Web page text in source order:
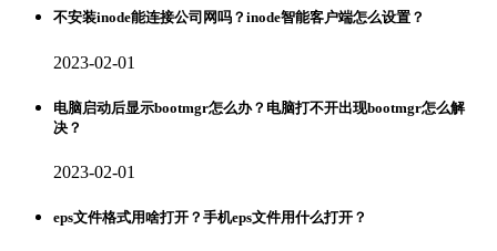
不安装inode能连接公司网吗？inode智能客户端怎么设置？
2023-02-01
电脑启动后显示bootmgr怎么办？电脑打不开出现bootmgr怎么解
决？
2023-02-01
eps文件格式用啥打开？手机eps文件用什么打开？